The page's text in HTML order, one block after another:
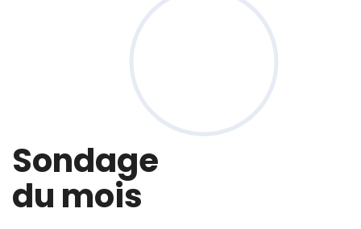
Sondage
du mois